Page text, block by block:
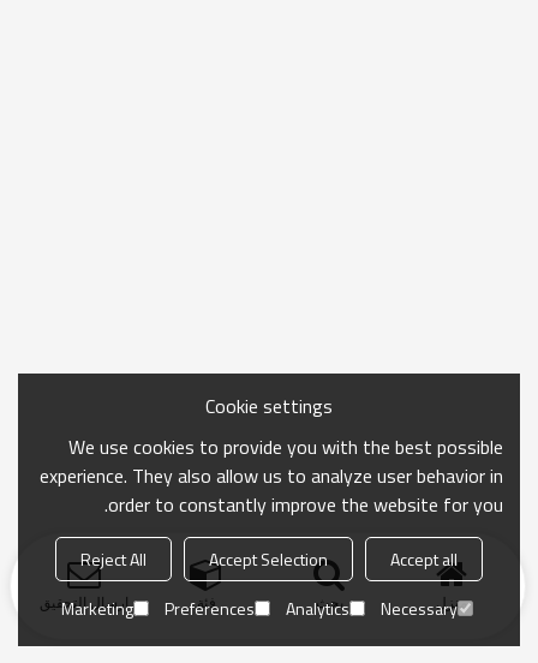
منزل بحث فئة ارسال التحقيق
Cookie settings
We use cookies to provide you with the best possible
experience. They also allow us to analyze user behavior in
order to constantly improve the website for you.
Accept all
Accept Selection
Reject All
Necessary
Analytics
Preferences
Marketing